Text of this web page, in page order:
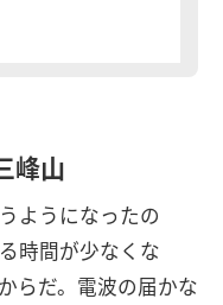
峰山
ようになったの
時間が少なくな
らだ。電波の届かな